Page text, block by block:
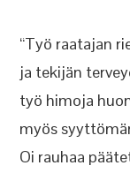
“Työ raatajan
ja tekijän
työ himoja
myös
Oi rauhaa